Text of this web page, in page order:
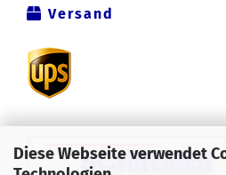
Diese Webseite verwendet
Versand